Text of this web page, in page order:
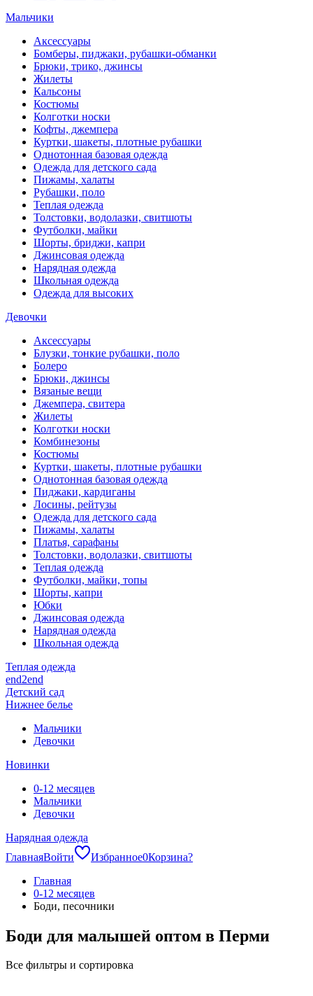
Мальчики
Аксессуары
Бомберы, пиджаки, рубашки-обманки
Брюки, трико, джинсы
Жилеты
Кальсоны
Костюмы
Колготки носки
Кофты, джемпера
Куртки, шакеты, плотные рубашки
Однотонная базовая одежда
Одежда для детского сада
Пижамы, халаты
Рубашки, поло
Теплая одежда
Толстовки, водолазки, свитшоты
Футболки, майки
Шорты, бриджи, капри
Джинсовая одежда
Нарядная одежда
Школьная одежда
Одежда для высоких
Девочки
Аксессуары
Блузки, тонкие рубашки, поло
Болеро
Брюки, джинсы
Вязаные вещи
Джемпера, свитера
Жилеты
Колготки носки
Комбинезоны
Костюмы
Куртки, шакеты, плотные рубашки
Однотонная базовая одежда
Пиджаки, кардиганы
Лосины, рейтузы
Одежда для детского сада
Пижамы, халаты
Платья, сарафаны
Толстовки, водолазки, свитшоты
Теплая одежда
Футболки, майки, топы
Шорты, капри
Юбки
Джинсовая одежда
Нарядная одежда
Школьная одежда
Теплая одежда
end2end
Детский сад
Нижнее белье
Мальчики
Девочки
Новинки
0-12 месяцев
Мальчики
Девочки
Нарядная одежда
ГлавнаяВойти Избранное0Корзина?
Главная
0-12 месяцев
Боди, песочники
Боди для малышей оптом в Перми
Все фильтры и сортировка